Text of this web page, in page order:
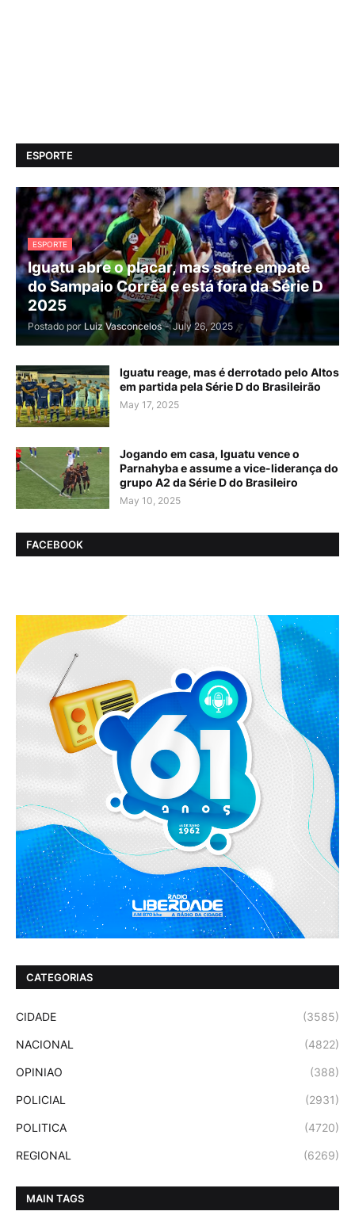
ESPORTE
ESPORTE
Iguatu abre o placar, mas sofre empate
do Sampaio Corrêa e está fora da Série D
2025
Postado por Luiz Vasconcelos - July 26, 2025
Iguatu reage, mas é derrotado pelo Altos
em partida pela Série D do Brasileirão
May 17, 2025
Jogando em casa, Iguatu vence o
Parnahyba e assume a vice-liderança do
grupo A2 da Série D do Brasileiro
May 10, 2025
FACEBOOK
CATEGORIAS
CIDADE (3585)
NACIONAL (4822)
OPINIAO (388)
POLICIAL (2931)
POLITICA (4720)
REGIONAL (6269)
MAIN TAGS